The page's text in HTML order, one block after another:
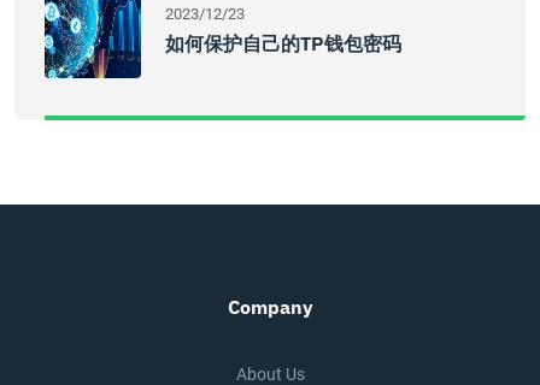
2023/12/23
如何保护自己的TP钱包密码
Company
About Us